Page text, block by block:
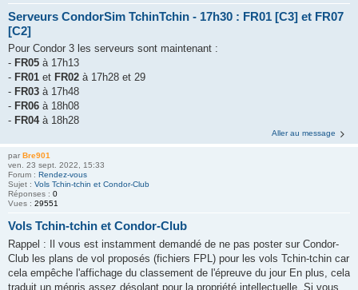
Serveurs CondorSim TchinTchin - 17h30 : FR01 [C3] et FR07
[C2]
Pour Condor 3 les serveurs sont maintenant :
- FR05 à 17h13
- FR01 et FR02 à 17h28 et 29
- FR03 à 17h48
- FR06 à 18h08
- FR04 à 18h28
Aller au message
par Bre901
ven. 23 sept. 2022, 15:33
Forum : Rendez-vous
Sujet : Vols Tchin-tchin et Condor-Club
Réponses : 0
Vues : 29551
Vols Tchin-tchin et Condor-Club
Rappel : Il vous est instamment demandé de ne pas poster sur Condor-
Club les plans de vol proposés (fichiers FPL) pour les vols Tchin-tchin car
cela empêche l'affichage du classement de l'épreuve du jour En plus, cela
traduit un mépris assez désolant pour la propriété intellectuelle. Si vous